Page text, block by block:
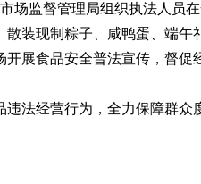
监督管理局组织执法人员
装现制粽子、咸鸭蛋、端
展食品安全普法宣传，督
法经营行为，全力保障群众